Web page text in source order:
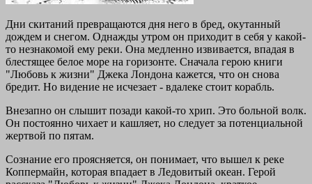
Дни скитаний превращаются дня него в бред, окутанный
дождем и снегом. Однажды утром он приходит в себя у какой-
то незнакомой ему реки. Она медленно извивается, впадая в
блестящее белое море на горизонте. Сначала герою книги
"Любовь к жизни" Джека Лондона кажется, что он снова
бредит. Но видение не исчезает - вдалеке стоит корабль.
Внезапно он слышит позади какой-то хрип. Это больной волк.
Он постоянно чихает и кашляет, но следует за потенциальной
жертвой по пятам.
Сознание его проясняется, он понимает, что вышел к реке
Коппермайн, которая впадает в Ледовитый океан. Герой